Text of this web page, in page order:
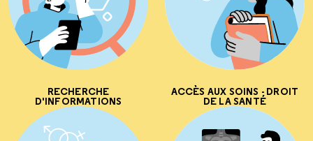
RECHERCHE
D'INFORMATIONS
ACCÈS AUX SOINS - DROIT
DE LA SANTÉ